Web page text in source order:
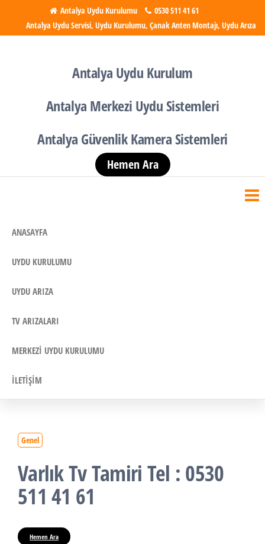
atla
Antalya Uydu Kurulumu
0530 511 41 61
Antalya Uydu Servisi, Uydu Kurulumu, Çanak Anten Montajı, Uydu Arıza
Antalya Uydu Kurulum
Antalya Merkezi Uydu Sistemleri
Antalya Güvenlik Kamera Sistemleri
Hemen Ara
ANASAYFA
UYDU KURULUMU
UYDU ARIZA
TV ARIZALARI
MERKEZI UYDU KURULUMU
İLETIŞIM
Genel
Varlık Tv Tamiri Tel : 0530
511 41 61
Hemen Ara